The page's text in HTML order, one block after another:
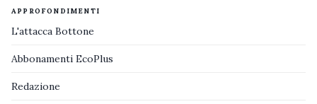
APPROFONDIMENTI
L'attacca Bottone
Abbonamenti EcoPlus
Redazione